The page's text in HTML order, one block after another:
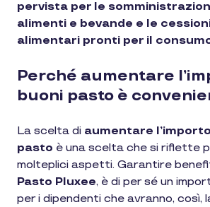
pervista per le
alimenti e bevande e le
alimentari pronti per il
Perché aumentare
buoni pasto è
La scelta di aumentare
pasto è una scelta che si riflette
molteplici aspetti. Garantire
Pasto Pluxee, è di per sé un
per i dipendenti che avranno, così,